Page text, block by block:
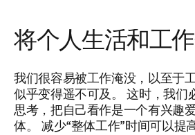
将个人生活和工
我们很容易被工作淹没，以至于
似乎变得遥不可及。 这时，我们
思考，把自己看作是一个有兴趣
体。 减少“整体工作”时间可以提